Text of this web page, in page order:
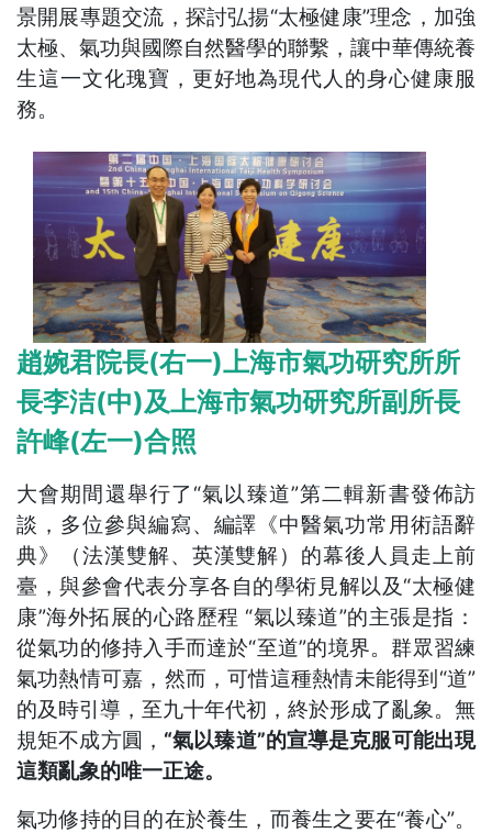
景開展專題交流，探討弘揚“太極健康”理念，加強
太極、氣功與國際自然醫學的聯繫，讓中華傳統養
生這一文化瑰寶，更好地為現代人的身心健康服
務。
趙婉君院長(右一)上海市氣功研究所所
長李洁(中)及上海市氣功研究所副所長
許峰(左一)合照
大會期間還舉行了“氣以臻道”第二輯新書發佈訪
談，多位參與編寫、編譯《中醫氣功常用術語辭
典》（法漢雙解、英漢雙解）的幕後人員走上前
臺，與參會代表分享各自的學術見解以及“太極健
康”海外拓展的心路歷程 “氣以臻道”的主張是指：
從氣功的修持入手而達於“至道”的境界。群眾習練
氣功熱情可嘉，然而，可惜這種熱情未能得到“道”
的及時引導，至九十年代初，終於形成了亂象。無
規矩不成方圓， “氣以臻道”的宣導是克服可能出現
這類亂象的唯一正途。
氣功修持的目的在於養生，而養生之要在“養心”。